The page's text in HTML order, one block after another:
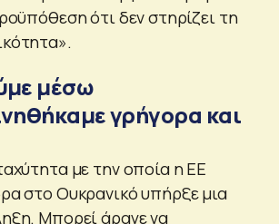
ότι δεν στηρίζει τη
.
μέσω
γρήγορα και
με την οποία η ΕΕ
στο Ουκρανικό υπήρξε μια
Μπορεί άραγε να